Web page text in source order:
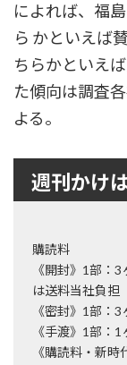
によれば、福
ら かといえば
ちらかといえ
た傾向は調査
よる。
週刊かけ
購読料
《開封》1部：
は送料当社負担
《密封》1部：
《手渡》1部：
《購読料・新時